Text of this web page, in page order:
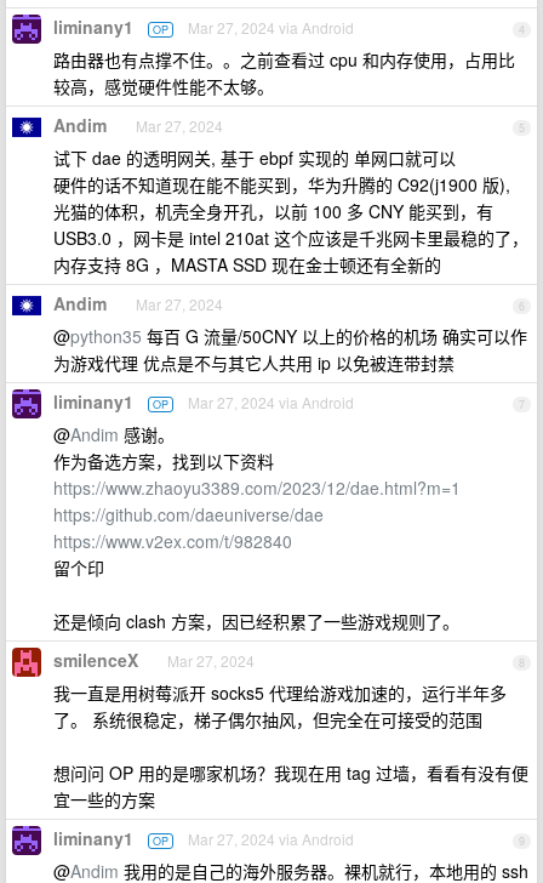
4
liminany1 OP Mar 27, 2024 via Android
路由器也有点撑不住。。之前查看过 cpu 和内存使用，占用比
较高，感觉硬件性能不太够。
5
Andim Mar 27, 2024
试下 dae 的透明网关, 基于 ebpf 实现的 单网口就可以
硬件的话不知道现在能不能买到，华为升腾的 C92(j1900 版),
光猫的体积，机壳全身开孔，以前 100 多 CNY 能买到，有
USB3.0 ，网卡是 intel 210at 这个应该是千兆网卡里最稳的了，
内存支持 8G ，MASTA SSD 现在金士顿还有全新的
6
Andim Mar 27, 2024
@python35 每百 G 流量/50CNY 以上的价格的机场 确实可以作
为游戏代理 优点是不与其它人共用 ip 以免被连带封禁
7
liminany1 OP Mar 27, 2024 via Android
@Andim 感谢。
作为备选方案，找到以下资料
https://www.zhaoyu3389.com/2023/12/dae.html?m=1
https://github.com/daeuniverse/dae
https://www.v2ex.com/t/982840
留个印
还是倾向 clash 方案，因已经积累了一些游戏规则了。
8
smilenceX Mar 27, 2024
我一直是用树莓派开 socks5 代理给游戏加速的，运行半年多
了。 系统很稳定，梯子偶尔抽风，但完全在可接受的范围
想问问 OP 用的是哪家机场？我现在用 tag 过墙，看看有没有便
宜一些的方案
9
liminany1 OP Mar 27, 2024 via Android
@Andim 我用的是自己的海外服务器。裸机就行，本地用的 ssh